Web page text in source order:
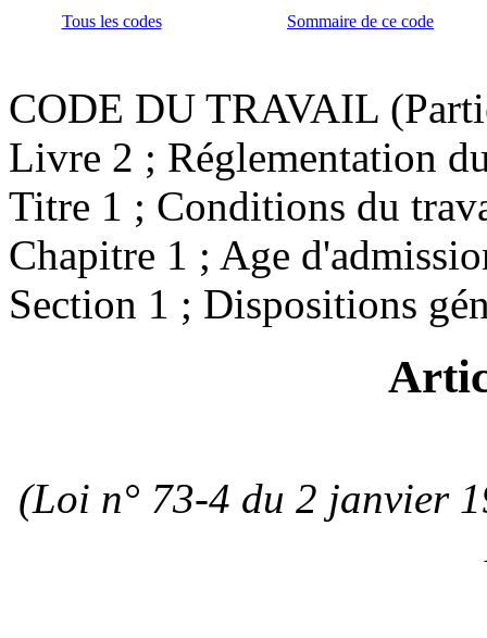
Tous les codes Sommaire de ce code
CODE DU TRAVAIL
Livre 2 ; Réglementation
Titre 1 ; Conditions du
Chapitre 1 ; Age
Section 1 ; Dispositions
(Loi n° 73-4 du 2 janvier